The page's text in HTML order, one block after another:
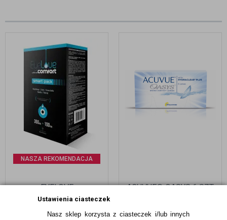
Ustawienia ciasteczek
Nasz sklep korzysta z ciasteczek i/lub innych
NASZA REKOMENDACJA
EYELOVE
ULTRACOMFORT
100 ML + POJEMNIK
ACUVUE® OASYS 6 SZT.